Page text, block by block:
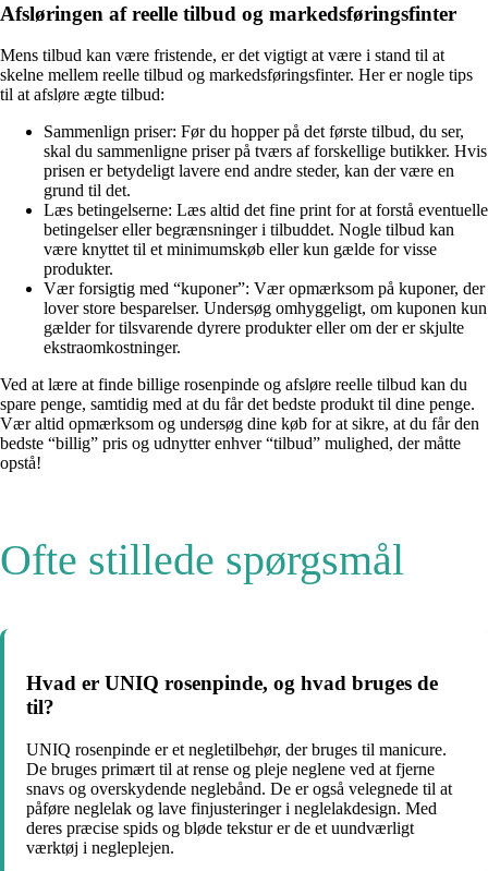
Afsløringen af reelle tilbud og markedsføringsfinter
Mens tilbud kan være fristende, er det vigtigt at være i stand til at
skelne mellem reelle tilbud og markedsføringsfinter. Her er nogle tips
til at afsløre ægte tilbud:
Sammenlign priser: Før du hopper på det første tilbud, du ser,
skal du sammenligne priser på tværs af forskellige butikker. Hvis
prisen er betydeligt lavere end andre steder, kan der være en
grund til det.
Læs betingelserne: Læs altid det fine print for at forstå eventuelle
betingelser eller begrænsninger i tilbuddet. Nogle tilbud kan
være knyttet til et minimumskøb eller kun gælde for visse
produkter.
Vær forsigtig med “kuponer”: Vær opmærksom på kuponer, der
lover store besparelser. Undersøg omhyggeligt, om kuponen kun
gælder for tilsvarende dyrere produkter eller om der er skjulte
ekstraomkostninger.
Ved at lære at finde billige rosenpinde og afsløre reelle tilbud kan du
spare penge, samtidig med at du får det bedste produkt til dine penge.
Vær altid opmærksom og undersøg dine køb for at sikre, at du får den
bedste “billig” pris og udnytter enhver “tilbud” mulighed, der måtte
opstå!
Ofte stillede spørgsmål
Hvad er UNIQ rosenpinde, og hvad bruges de
til?
UNIQ rosenpinde er et negletilbehør, der bruges til manicure.
De bruges primært til at rense og pleje neglene ved at fjerne
snavs og overskydende neglebånd. De er også velegnede til at
påføre neglelak og lave finjusteringer i neglelakdesign. Med
deres præcise spids og bløde tekstur er de et uundværligt
værktøj i negleplejen.